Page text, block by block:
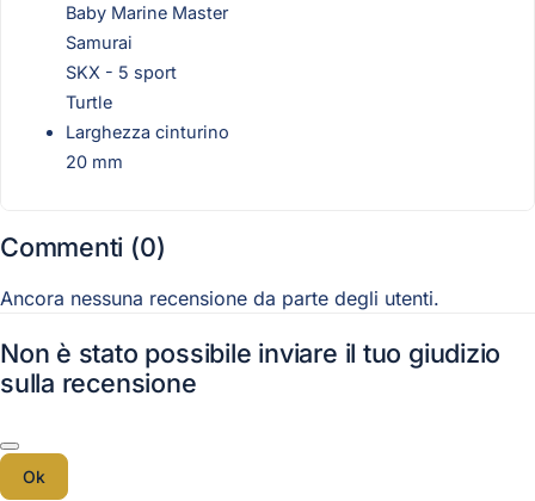
Baby Marine Master
Samurai
SKX - 5 sport
Turtle
Larghezza cinturino
20 mm
Commenti (0)
Ancora nessuna recensione da parte degli utenti.
Non è stato possibile inviare il tuo giudizio
sulla recensione
Ok